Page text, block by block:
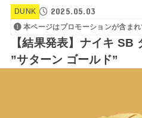
DUNK 2025.05.03
本ページはプロモーションが含ま
【結果発表】ナイキ SB
”サターン ゴールド”